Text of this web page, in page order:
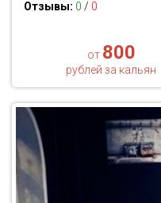
Отзывы: 0 / 0
от 800
рублей за кальян